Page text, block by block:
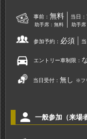
事前： 無料
助手席：無料
当日：
助手席
参加予約： 必須
directions_car エントリー車制限：
当日受付：無し ※フ
person 一般参加（来場